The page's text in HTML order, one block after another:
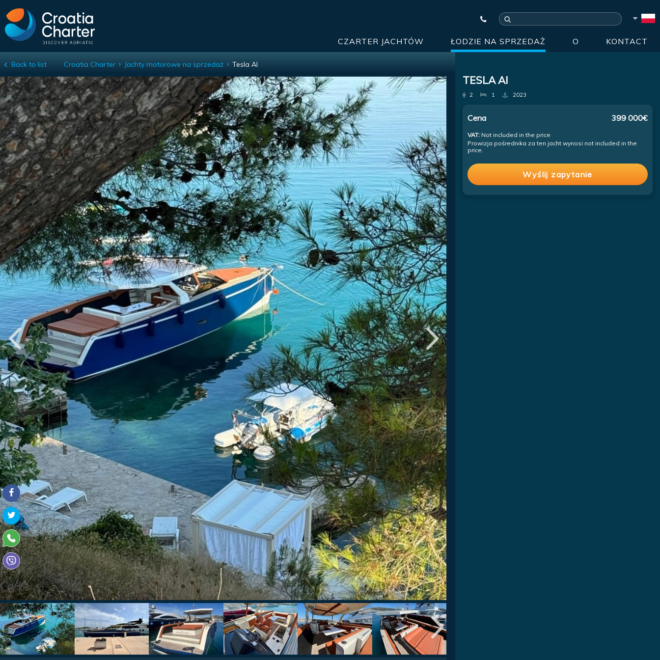
CZARTER JACHTÓW ŁODZIE NA SPRZEDAŻ O KONTACT
Tesla AI
Back to list Croatia Charter Jachty motorowe na sprzedaż Tesla AI
TESLA AI
2 1 2023
Cena 399 000€
VAT: Not included in the price
Prowizja pośrednika za ten jacht wynosi not included in the
price.
Wyślij zapytanie